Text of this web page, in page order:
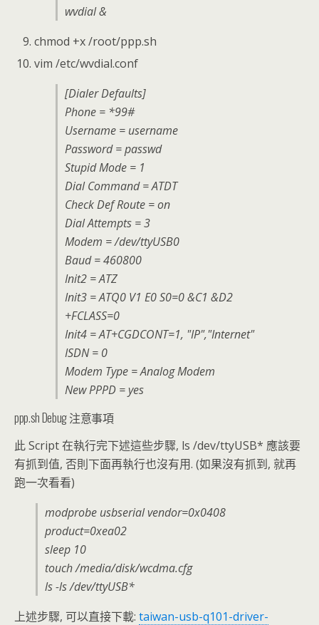
wvdial &
chmod +x /root/ppp.sh
vim /etc/wvdial.conf
[Dialer Defaults]
Phone = *99#
Username = username
Password = passwd
Stupid Mode = 1
Dial Command = ATDT
Check Def Route = on
Dial Attempts = 3
Modem = /dev/ttyUSB0
Baud = 460800
Init2 = ATZ
Init3 = ATQ0 V1 E0 S0=0 &C1 &D2
+FCLASS=0
Init4 = AT+CGDCONT=1, "IP","Internet"
ISDN = 0
Modem Type = Analog Modem
New PPPD = yes
ppp.sh Debug 注意事項
此 Script 在執行完下述這些步驟, ls /dev/ttyUSB* 應該要
有抓到值, 否則下面再執行也沒有用. (如果沒有抓到, 就再
跑一次看看)
modprobe usbserial vendor=0x0408
product=0xea02
sleep 10
touch /media/disk/wcdma.cfg
ls -ls /dev/ttyUSB*
上述步驟, 可以直接下載: taiwan-usb-q101-driver-